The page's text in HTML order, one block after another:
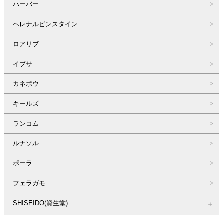
ハーバー
ヘレナルビンスタイン
ロアリブ
イプサ
カネボウ
キールズ
ランコム
ルナソル
ポーラ
フェラガモ
SHISEIDO(資生堂)